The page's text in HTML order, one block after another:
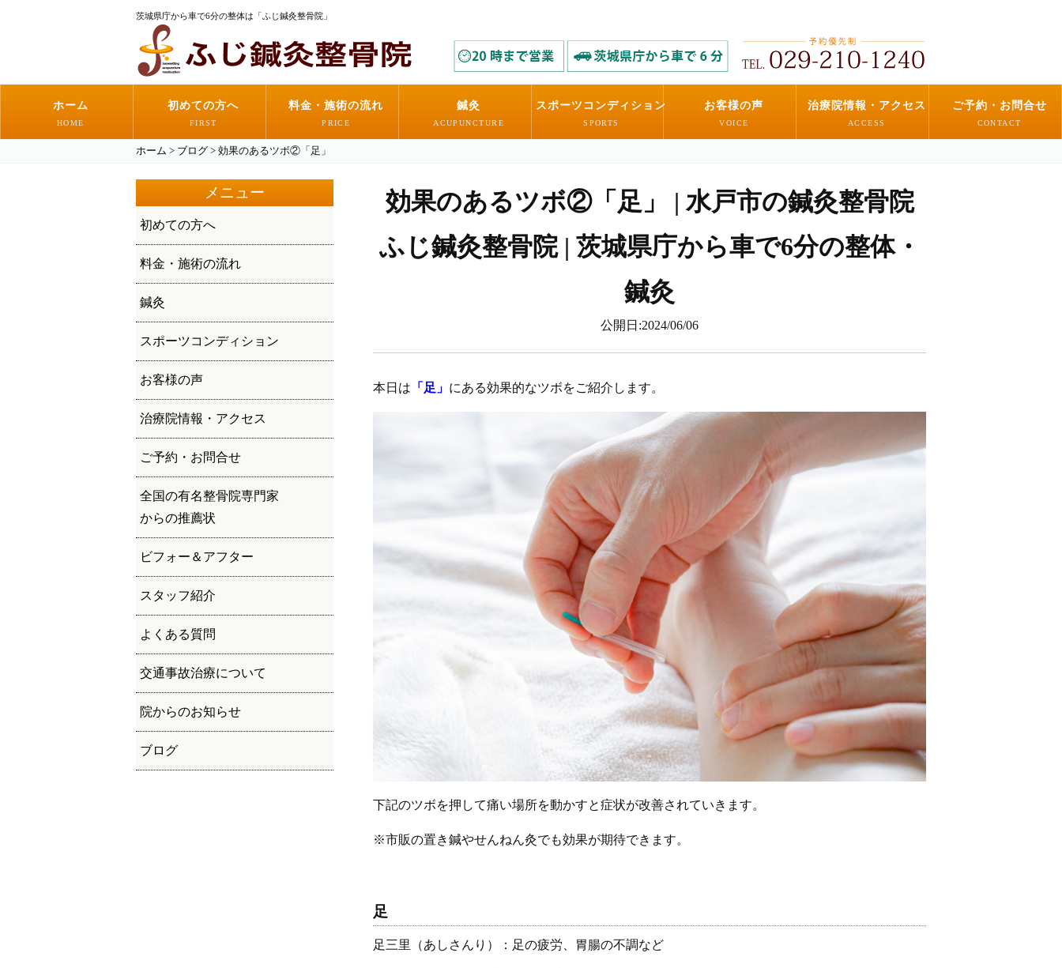
茨城県庁から車で6分の整体は「ふじ鍼灸整骨院」
ホーム
HOME
初めての方へ
FIRST
料金・施術の流れ
PRICE
鍼灸
ACUPUNCTURE
スポーツコンディション
SPORTS
お客様の声
VOICE
治療院情報・アクセス
ACCESS
ご予約・お問合せ
CONTACT
ホーム > ブログ > 効果のあるツボ②「足」
メニュー
初めての方へ
料金・施術の流れ
鍼灸
スポーツコンディション
お客様の声
治療院情報・アクセス
ご予約・お問合せ
全国の有名整骨院専門家
からの推薦状
ビフォー＆アフター
スタッフ紹介
よくある質問
交通事故治療について
院からのお知らせ
ブログ
効果のあるツボ②「足」 | 水戸市の鍼灸整骨院
ふじ鍼灸整骨院 | 茨城県庁から車で6分の整体・
鍼灸
公開日:2024/06/06
本日は 「足」 にある効果的なツボをご紹介します。
下記のツボを押して痛い場所を動かすと症状が改善されていきます。
※市販の置き鍼やせんねん灸でも効果が期待できます。
足
足三里（あしさんり）：足の疲労、胃腸の不調など